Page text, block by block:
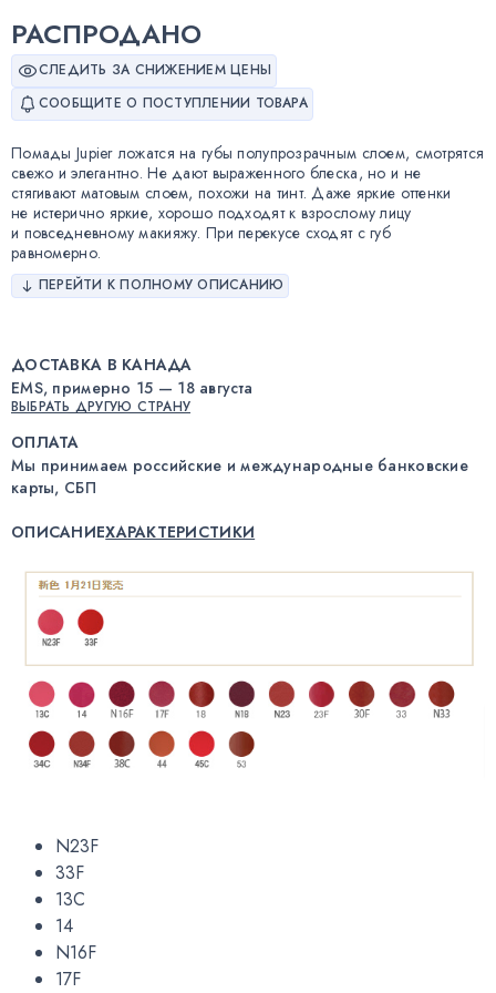
РАСПРОДАНО
СЛЕДИТЬ ЗА СНИЖЕНИЕМ ЦЕНЫ
СООБЩИТЕ О ПОСТУПЛЕНИИ ТОВАРА
Помады Jupier ложатся на губы полупрозрачным слоем, смотрятся
свежо и элегантно. Не дают выраженного блеска, но и не
стягивают матовым слоем, похожи на тинт. Даже яркие оттенки
не истерично яркие, хорошо подходят к взрослому лицу
и повседневному макияжу. При перекусе сходят с губ
равномерно.
ПЕРЕЙТИ К ПОЛНОМУ ОПИСАНИЮ
ДОСТАВКА В КАНАДА
EMS, примерно 15 — 18 августа
ВЫБРАТЬ ДРУГУЮ СТРАНУ
ОПЛАТА
Мы принимаем российские и международные банковские
карты, СБП
ОПИСАНИЕХАРАКТЕРИСТИКИ
N23F
33F
13C
14
N16F
17F